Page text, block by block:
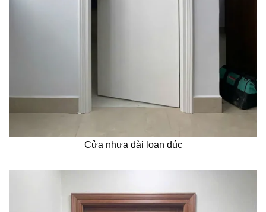
Cửa nhựa đài loan đúc